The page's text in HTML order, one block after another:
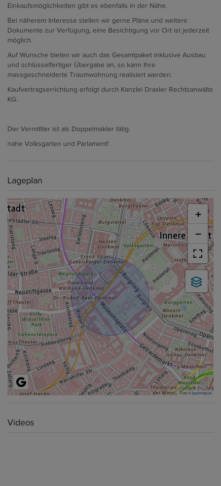
Einkaufsmöglichkeiten gibt es ebenfalls in der Nähe.
Bei näherem Interesse stellen wir gerne Pläne und weitere
Dokumente zur Verfügung, eine Besichtigung vor Ort ist jederzeit
möglich.
Auf Wunsche bieten wir auch das Gesamtpaket inklusive Ausbau
und schlüsselfertiger Übergabe an, so kann Ihre
massgeschneiderte Traumwohnung realisiert werden.
Kaufvertragserrichtung erfolgt durch Kanzlei Draxler Rechtsanwälte
KG.
Der Vermittler ist als Doppelmakler tätig.
nahe Volksgarten und Parlament!
Lageplan
+
−
Tiles ©basemap.at
Videos